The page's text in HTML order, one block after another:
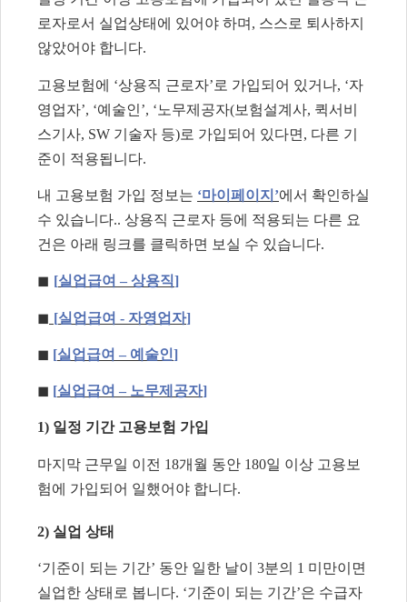
로자로서 실업상태에 있어야 하며 , 스스로 퇴사하지
않았어야 합니다.
고용보험에 ‘상용직 근로자’ 로 가입되어 있거나, ‘자
영업자’, ‘예술인’, ‘ 노무제공자(보험설계사, 퀵서비
스기사, SW 기술자 등)로 가입되어 있다면 , 다른 기
준이 적용됩니다.
내 고용보험 가입 정보는 ‘마이페이지 ’에서 확인하실
수 있습니다.. 상용직 근로자 등에 적용되는 다른 요
건은 아래 링크를 클릭하면 보실 수 있습니다.
◼ [실업급여 – 상용직]
◼ [실업급여 - 자영업자]
◼ [실업급여 – 예술인]
◼ [실업급여 – 노무제공자]
1) 일정 기간 고용보험 가입
마지막 근무일 이전 18개월 동안 180일 이상 고용보
험에 가입되어 일했어야 합니다.
2) 실업 상태
‘기준이 되는 기간’ 동안 일한 날이 3분의 1 미만이면
실업한 상태로 봅니다. ‘기준이 되는 기간’은 수급자